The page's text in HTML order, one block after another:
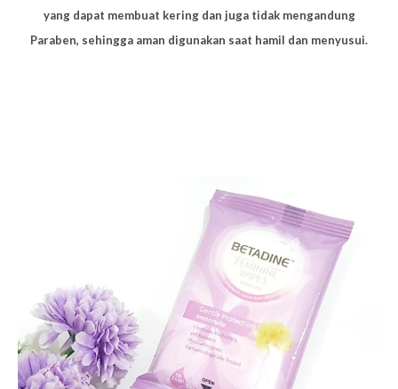
yang dapat membuat kering dan juga tidak mengandung
Paraben, sehingga aman digunakan saat hamil dan menyusui.